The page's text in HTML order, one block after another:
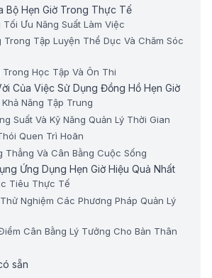
Bộ Hẹn Giờ Trong Thực Tế
Tối Ưu Năng Suất Làm Việc
Trong Tập Luyện Thể Dục Và Chăm Sóc
Trong Học Tập Và Ôn Thi
Của Việc Sử Dụng Đồng Hồ Hẹn Giờ
Năng Tập Trung
Suất Và Kỹ Năng Quản Lý Thời Gian
Quen Trì Hoãn
Thẳng Và Cân Bằng Cuộc Sống
Ứng Dụng Hẹn Giờ Hiệu Quả Nhất
Tiêu Thực Tế
Nghiệm Các Phương Pháp Quản Lý
Cân Bằng Lý Tưởng Cho Bản Thân
sẵn